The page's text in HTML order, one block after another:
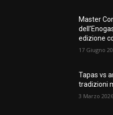
Master
edizione
17 Giugno
Tapas vs
tradizioni
3 Marzo 2026